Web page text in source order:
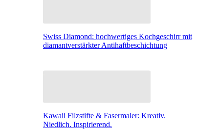
Swiss Diamond: hochwertiges Kochgeschirr mit
diamantverstärkter Antihaftbeschichtung
Kawaii Filzstifte & Fasermaler: Kreativ.
Niedlich. Inspirierend.